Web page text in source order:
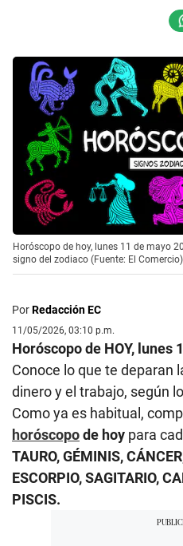
Horóscopo de hoy, lunes 11 de mayo
signo del zodiaco (Fuente: El Comercio)
PorRedacción EC
11/05/2026, 03:10 p.m.
Horóscopo de HOY, lunes
Conoce lo que te deparan
dinero y el trabajo, según
Como ya es habitual,
horóscopode hoy para
TAURO, GÉMINIS,
ESCORPIO, SAGITARIO,
PISCIS.